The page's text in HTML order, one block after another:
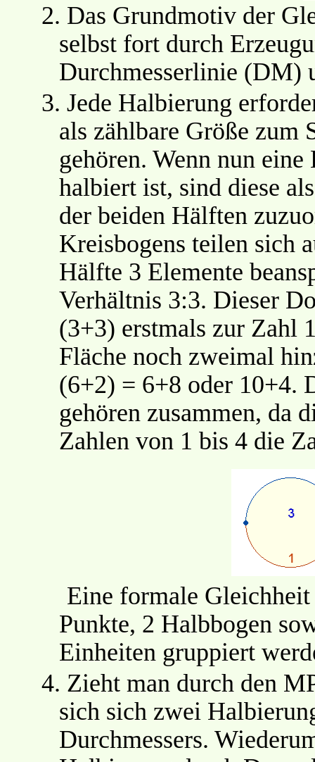
2. Das Grundmotiv der
selbst fort durch
Durchmesserlinie (DM)
3. Jede Halbierung
als zählbare Größe zum
gehören. Wenn nun
halbiert ist, sind diese
der beiden Hälften
Kreisbogens teilen sich
Hälfte 3 Elemente
Verhältnis 3:3. Dieser
(3+3) erstmals zur Zahl
Fläche noch zweimal
(6+2) = 6+8 oder 10+4.
gehören zusammen, da
Zahlen von 1 bis 4 die
Eine formale
Punkte, 2 Halbbogen
Einheiten gruppiert
4. Zieht man durch den
sich sich zwei
Durchmessers.